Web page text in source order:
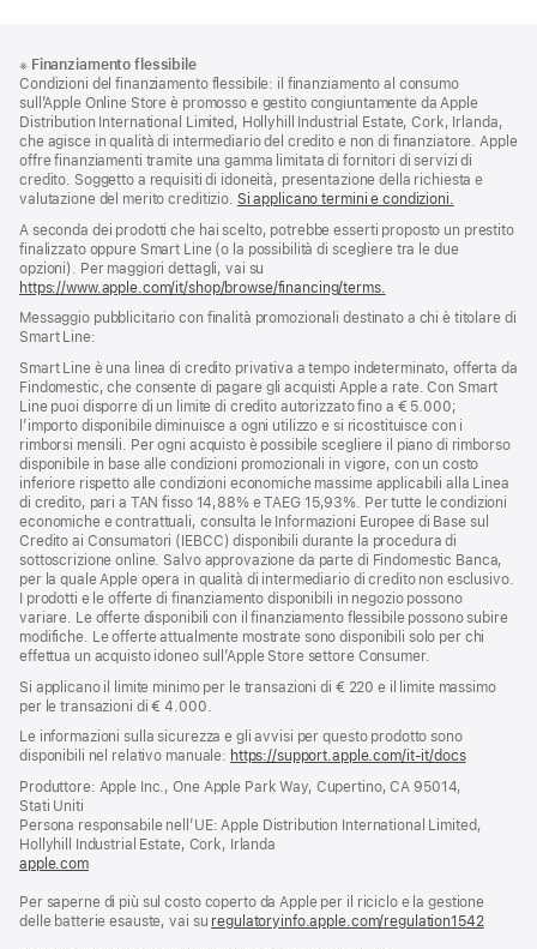
di
pagina
a
piè
di
pagina
※ Finanziamento flessibile
Condizioni del finanziamento flessibile: il finanziamento al consumo
sull’Apple Online Store è promosso e gestito congiuntamente da Apple
Distribution International Limited, Hollyhill Industrial Estate, Cork, Irlanda,
che agisce in qualità di intermediario del credito e non di finanziatore. Apple
offre finanziamenti tramite una gamma limitata di fornitori di servizi di
credito. Soggetto a requisiti di idoneità, presentazione della richiesta e
valutazione del merito creditizio. Si applicano termini e condizioni.
A seconda dei prodotti che hai scelto, potrebbe esserti proposto un prestito
finalizzato oppure Smart Line (o la possibilità di scegliere tra le due
opzioni). Per maggiori dettagli, vai su
https://www.apple.com/it/shop/browse/financing/terms.
Messaggio pubblicitario con finalità promozionali destinato a chi è titolare di
Smart Line:
Smart Line è una linea di credito privativa a tempo indeterminato, offerta da
Findomestic, che consente di pagare gli acquisti Apple a rate. Con Smart
Line puoi disporre di un limite di credito autorizzato fino a € 5.000;
l’importo disponibile diminuisce a ogni utilizzo e si ricostituisce con i
rimborsi mensili. Per ogni acquisto è possibile scegliere il piano di rimborso
disponibile in base alle condizioni promozionali in vigore, con un costo
inferiore rispetto alle condizioni economiche massime applicabili alla Linea
di credito, pari a TAN fisso 14,88% e TAEG 15,93%. Per tutte le condizioni
economiche e contrattuali, consulta le Informazioni Europee di Base sul
Credito ai Consumatori (IEBCC) disponibili durante la procedura di
sottoscrizione online. Salvo approvazione da parte di Findomestic Banca,
per la quale Apple opera in qualità di intermediario di credito non esclusivo.
I prodotti e le offerte di finanziamento disponibili in negozio possono
variare. Le offerte disponibili con il finanziamento flessibile possono subire
modifiche. Le offerte attualmente mostrate sono disponibili solo per chi
effettua un acquisto idoneo sull’Apple Store settore Consumer.
Si applicano il limite minimo per le transazioni di € 220 e il limite massimo
per le transazioni di € 4.000.
Le informazioni sulla sicurezza e gli avvisi per questo prodotto sono
disponibili nel relativo manuale: https://support.apple.com/it-it/docs(si
finestra)
Produttore: Apple Inc., One Apple Park Way, Cupertino, CA 95014,
Stati Uniti
Persona responsabile nell’UE: Apple Distribution International Limited,
Hollyhill Industrial Estate, Cork, Irlanda
apple.com(si
una
nuova
Per saperne di più sul costo coperto da Apple per il riciclo e la gestione
delle batterie esauste, vai su regulatoryinfo.apple.com/regulation1542(si